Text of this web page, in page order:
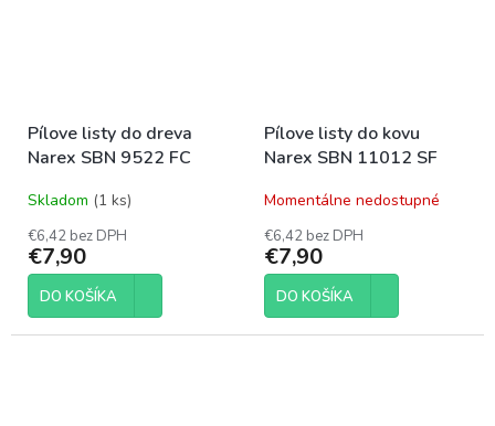
Pílove listy do dreva
Narex SBN 9522 FC
Skladom (1 ks)
€6,42 bez DPH
€7,90
DO KOŠÍKA
Pílove listy do kovu
Narex SBN 11012 SF
Momentálne nedostupné
€6,42 bez DPH
€7,90
DO KOŠÍKA